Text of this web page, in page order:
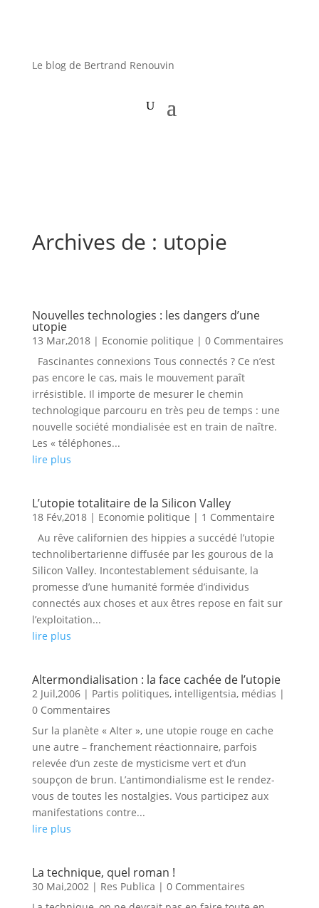
Le blog de Bertrand Renouvin
Archives de : utopie
Nouvelles technologies : les dangers d’une
utopie
13 Mar,2018| Economie politique | 0 Commentaires
Fascinantes connexions Tous connectés ? Ce n’est
pas encore le cas, mais le mouvement paraît
irrésistible. Il importe de mesurer le chemin
technologique parcouru en très peu de temps : une
nouvelle société mondialisée est en train de naître.
Les « téléphones...
lire plus
L’utopie totalitaire de la Silicon Valley
18 Fév,2018| Economie politique | 1 Commentaire
Au rêve californien des hippies a succédé l’utopie
technolibertarienne diffusée par les gourous de la
Silicon Valley. Incontestablement séduisante, la
promesse d’une humanité formée d’individus
connectés aux choses et aux êtres repose en fait sur
l’exploitation...
lire plus
Altermondialisation : la face cachée de l’utopie
2 Juil,2006| Partis politiques, intelligentsia, médias |
0 Commentaires
Sur la planète « Alter », une utopie rouge en cache
une autre – franchement réactionnaire, parfois
relevée d’un zeste de mysticisme vert et d’un
soupçon de brun. L’antimondialisme est le rendez-
vous de toutes les nostalgies. Vous participez aux
manifestations contre...
lire plus
La technique, quel roman !
30 Mai,2002| Res Publica | 0 Commentaires